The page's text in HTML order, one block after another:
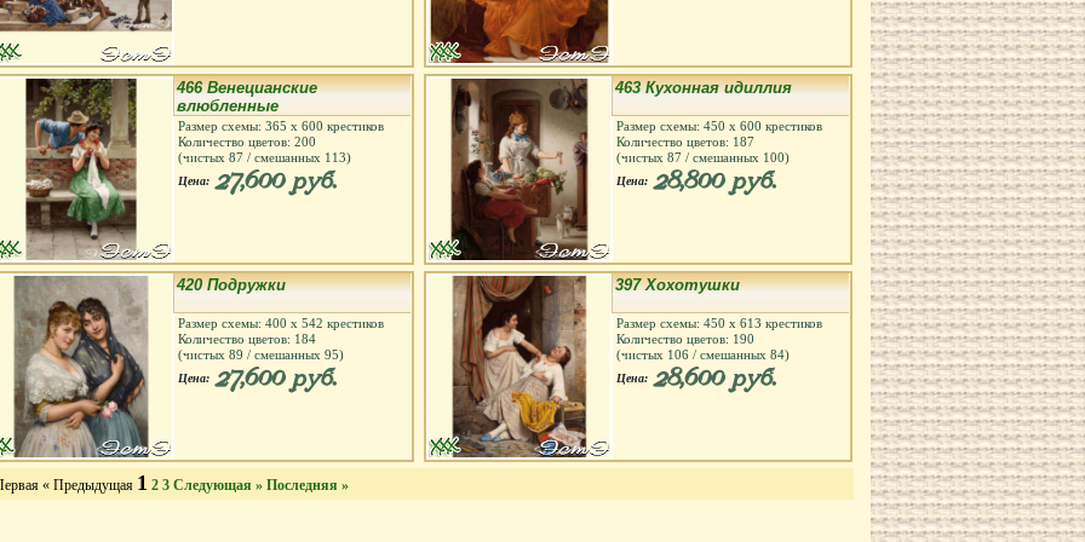
466 Венецианские
влюбленные
Размер схемы: 365 х 600 крестиков
Количество цветов: 200
(чистых 87 / смешанных 113)
Цена: 27,600 руб.
463 Кухонная идиллия
Размер схемы: 450 х 600 крестиков
Количество цветов: 187
(чистых 87 / смешанных 100)
Цена: 28,800 руб.
420 Подружки
Размер схемы: 400 х 542 крестиков
Количество цветов: 184
(чистых 89 / смешанных 95)
Цена: 27,600 руб.
397 Хохотушки
Размер схемы: 450 х 613 крестиков
Количество цветов: 190
(чистых 106 / смешанных 84)
Цена: 28,600 руб.
« Предыдущая 1 2 3 Следующая » Последняя »